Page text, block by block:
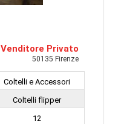
Venditore Privato
50135 Firenze
Coltelli e Accessori
Coltelli flipper
12